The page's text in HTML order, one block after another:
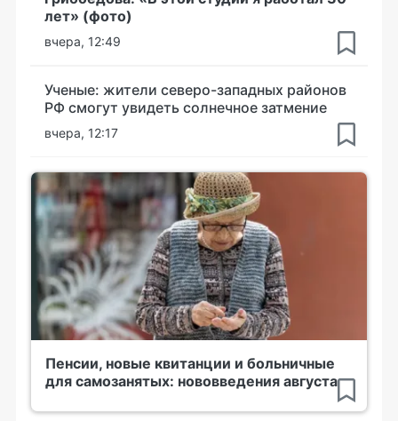
лет» (фото)
вчера, 12:49
Ученые: жители северо-западных районов
РФ смогут увидеть солнечное затмение
вчера, 12:17
Пенсии, новые квитанции и больничные
для самозанятых: нововведения августа